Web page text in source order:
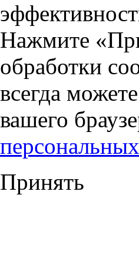
Нажмите
обработки
всегда
вашего
Принять